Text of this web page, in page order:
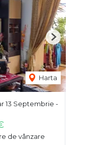
Harta
Next
13 Septembrie -
de vânzare